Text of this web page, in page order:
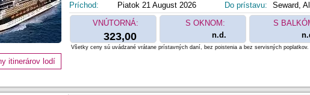
Príchod:
Piatok 21 August 2026
Do prístavu:
Seward,
VNÚTORNÁ:
323,00
S OKNOM:
n.d.
S
itinerárov lodí
Všetky ceny sú uvádzané vrátane prístavných daní, bez poistenia a bez servisných